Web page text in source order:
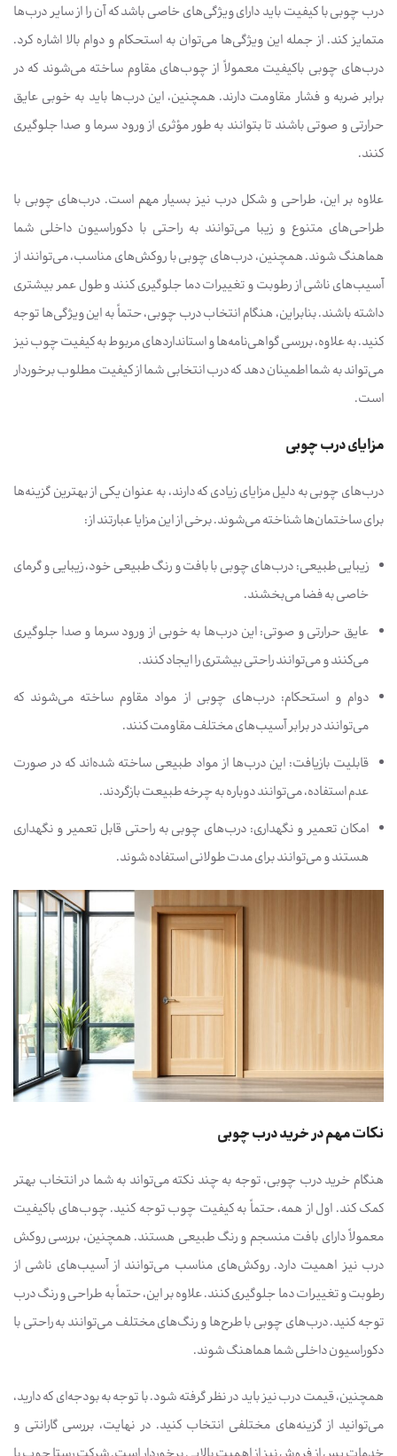
درب چوبی با کیفیت باید دارای ویژگی‌های خاصی باشد که آن را از سایر درب‌ها
متمایز کند. از جمله این ویژگی‌ها می‌توان به استحکام و دوام بالا اشاره کرد.
درب‌های چوبی باکیفیت معمولاً از چوب‌های مقاوم ساخته می‌شوند که در
برابر ضربه و فشار مقاومت دارند. همچنین، این درب‌ها باید به خوبی عایق
حرارتی و صوتی باشند تا بتوانند به طور مؤثری از ورود سرما و صدا جلوگیری
کنند.
علاوه بر این، طراحی و شکل درب نیز بسیار مهم است. درب‌های چوبی با
طراحی‌های متنوع و زیبا می‌توانند به راحتی با دکوراسیون داخلی شما
هماهنگ شوند. همچنین، درب‌های چوبی با روکش‌های مناسب، می‌توانند از
آسیب‌های ناشی از رطوبت و تغییرات دما جلوگیری کنند و طول عمر بیشتری
داشته باشند. بنابراین، هنگام انتخاب درب چوبی، حتماً به این ویژگی‌ها توجه
کنید. به علاوه، بررسی گواهی‌نامه‌ها و استانداردهای مربوط به کیفیت چوب نیز
می‌تواند به شما اطمینان دهد که درب انتخابی شما از کیفیت مطلوب برخوردار
است.
مزایای درب چوبی
درب‌های چوبی به دلیل مزایای زیادی که دارند، به عنوان یکی از بهترین گزینه‌ها
برای ساختمان‌ها شناخته می‌شوند. برخی از این مزایا عبارتند از:
زیبایی طبیعی: درب‌های چوبی با بافت و رنگ طبیعی خود، زیبایی و گرمای
خاصی به فضا می‌بخشند.
عایق حرارتی و صوتی: این درب‌ها به خوبی از ورود سرما و صدا جلوگیری
می‌کنند و می‌توانند راحتی بیشتری را ایجاد کنند.
دوام و استحکام: درب‌های چوبی از مواد مقاوم ساخته می‌شوند که
می‌توانند در برابر آسیب‌های مختلف مقاومت کنند.
قابلیت بازیافت: این درب‌ها از مواد طبیعی ساخته شده‌اند که در صورت
عدم استفاده، می‌توانند دوباره به چرخه طبیعت بازگردند.
امکان تعمیر و نگهداری: درب‌های چوبی به راحتی قابل تعمیر و نگهداری
هستند و می‌توانند برای مدت طولانی استفاده شوند.
نکات مهم در خرید درب چوبی
هنگام خرید درب چوبی، توجه به چند نکته می‌تواند به شما در انتخاب بهتر
کمک کند. اول از همه، حتماً به کیفیت چوب توجه کنید. چوب‌های باکیفیت
معمولاً دارای بافت منسجم و رنگ طبیعی هستند. همچنین، بررسی روکش
درب نیز اهمیت دارد. روکش‌های مناسب می‌توانند از آسیب‌های ناشی از
رطوبت و تغییرات دما جلوگیری کنند. علاوه بر این، حتماً به طراحی و رنگ درب
توجه کنید. درب‌های چوبی با طرح‌ها و رنگ‌های مختلف می‌توانند به راحتی با
دکوراسیون داخلی شما هماهنگ شوند.
همچنین، قیمت درب نیز باید در نظر گرفته شود. با توجه به بودجه‌ای که دارید،
می‌توانید از گزینه‌های مختلفی انتخاب کنید. در نهایت، بررسی گارانتی و